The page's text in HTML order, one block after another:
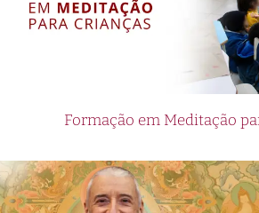
Formação em Meditação